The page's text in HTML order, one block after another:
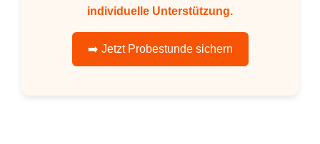
individuelle Unterstützung.
➡️ Jetzt Probestunde sichern